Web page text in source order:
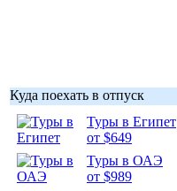
Куда поехать в отпуск
Туры в Египет
от $649
Туры в ОАЭ
от $989